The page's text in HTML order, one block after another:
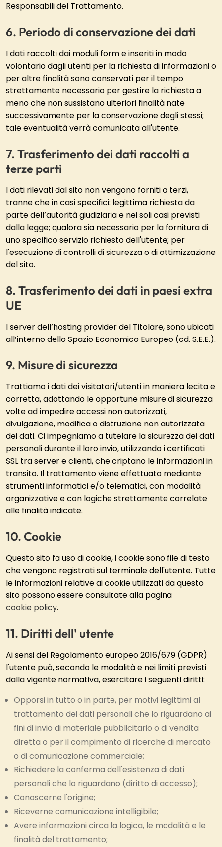
Responsabili del Trattamento.
Periodo di conservazione dei dati
I dati raccolti dai moduli form e inseriti in modo
volontario dagli utenti per la richiesta di informazioni o
per altre finalità sono conservati per il tempo
strettamente necessario per gestire la richiesta a
meno che non sussistano ulteriori finalità nate
successivamente per la conservazione degli stessi;
tale eventualità verrà comunicata all'utente.
Trasferimento dei dati raccolti a
terze parti
I dati rilevati dal sito non vengono forniti a terzi,
tranne che in casi specifici: legittima richiesta da
parte dell’autorità giudiziaria e nei soli casi previsti
dalla legge; qualora sia necessario per la fornitura di
uno specifico servizio richiesto dell'utente; per
l'esecuzione di controlli di sicurezza o di ottimizzazione
del sito.
Trasferimento dei dati in paesi extra
UE
I server dell’hosting provider del Titolare, sono ubicati
all’interno dello Spazio Economico Europeo (cd. S.E.E.).
Misure di sicurezza
Trattiamo i dati dei visitatori/utenti in maniera lecita e
corretta, adottando le opportune misure di sicurezza
volte ad impedire accessi non autorizzati,
divulgazione, modifica o distruzione non autorizzata
dei dati. Ci impegniamo a tutelare la sicurezza dei dati
personali durante il loro invio, utilizzando i certificati
SSL tra server e clienti, che criptano le informazioni in
transito. Il trattamento viene effettuato mediante
strumenti informatici e/o telematici, con modalità
organizzative e con logiche strettamente correlate
alle finalità indicate.
Cookie
Questo sito fa uso di cookie, i cookie sono file di testo
che vengono registrati sul terminale dell'utente. Tutte
le informazioni relative ai cookie utilizzati da questo
sito possono essere consultate alla pagina
cookie policy.
Diritti dell' utente
Ai sensi del Regolamento europeo 2016/679 (GDPR)
l'utente può, secondo le modalità e nei limiti previsti
dalla vigente normativa, esercitare i seguenti diritti:
Opporsi in tutto o in parte, per motivi legittimi al
trattamento dei dati personali che lo riguardano ai
fini di invio di materiale pubblicitario o di vendita
diretta o per il compimento di ricerche di mercato
o di comunicazione commerciale;
Richiedere la conferma dell'esistenza di dati
personali che lo riguardano (diritto di accesso);
Conoscerne l'origine;
Riceverne comunicazione intelligibile;
Avere informazioni circa la logica, le modalità e le
finalità del trattamento;